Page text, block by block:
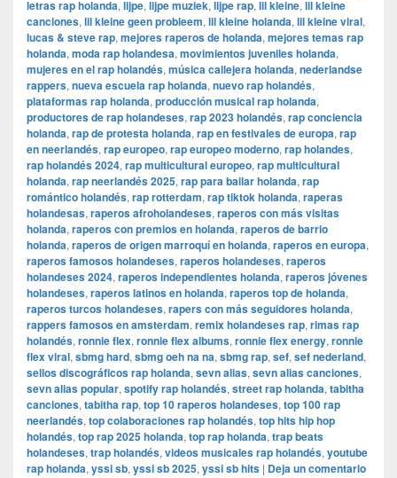
letras rap holanda, lijpe, lijpe muziek, lijpe rap, lil kleine, lil kleine
canciones, lil kleine geen probleem, lil kleine holanda, lil kleine viral,
lucas & steve rap, mejores raperos de holanda, mejores temas rap
holanda, moda rap holandesa, movimientos juveniles holanda,
mujeres en el rap holandés, música callejera holanda, nederlandse
rappers, nueva escuela rap holanda, nuevo rap holandés,
plataformas rap holanda, producción musical rap holanda,
productores de rap holandeses, rap 2023 holandés, rap conciencia
holanda, rap de protesta holanda, rap en festivales de europa, rap
en neerlandés, rap europeo, rap europeo moderno, rap holandes,
rap holandés 2024, rap multicultural europeo, rap multicultural
holanda, rap neerlandés 2025, rap para bailar holanda, rap
romántico holandés, rap rotterdam, rap tiktok holanda, raperas
holandesas, raperos afroholandeses, raperos con más visitas
holanda, raperos con premios en holanda, raperos de barrio
holanda, raperos de origen marroquí en holanda, raperos en europa,
raperos famosos holandeses, raperos holandeses, raperos
holandeses 2024, raperos independientes holanda, raperos jóvenes
holandeses, raperos latinos en holanda, raperos top de holanda,
raperos turcos holandeses, rapers con más seguidores holanda,
rappers famosos en amsterdam, remix holandeses rap, rimas rap
holandés, ronnie flex, ronnie flex albums, ronnie flex energy, ronnie
flex viral, sbmg hard, sbmg oeh na na, sbmg rap, sef, sef nederland,
sellos discográficos rap holanda, sevn alias, sevn alias canciones,
sevn alias popular, spotify rap holandés, street rap holanda, tabitha
canciones, tabitha rap, top 10 raperos holandeses, top 100 rap
neerlandés, top colaboraciones rap holandés, top hits hip hop
holandés, top rap 2025 holanda, top rap holanda, trap beats
holandeses, trap holandés, videos musicales rap holandés, youtube
rap holanda, yssi sb, yssi sb 2025, yssi sb hits | Deja un comentario